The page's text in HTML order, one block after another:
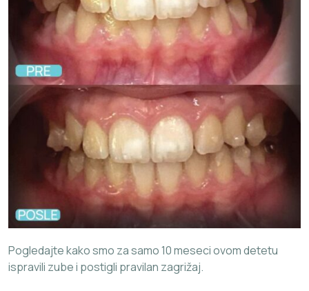
Pogledajte kako smo za samo 10 meseci ovom detetu
ispravili zube i postigli pravilan zagrižaj.